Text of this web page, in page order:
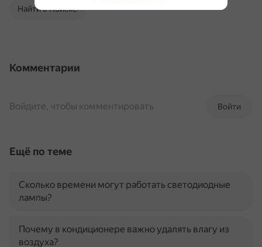
Найти в Поиске
Комментарии
Войти
Войдите, чтобы комментировать
Ещё по теме
Сколько времени могут работать светодиодные
лампы?
Почему в кондиционере важно удалять влагу из
воздуха?